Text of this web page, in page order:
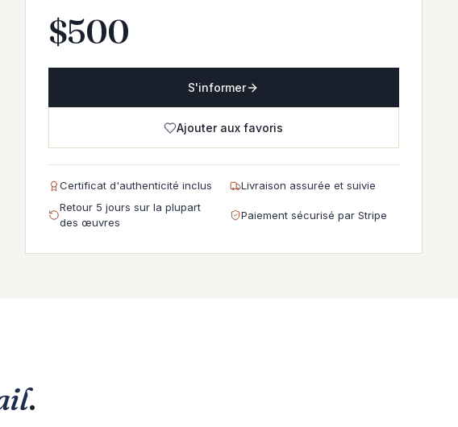
$500
S'informer
Ajouter aux favoris
Certificat d'authenticité inclus
Livraison assurée et suivie
Retour 5 jours sur la plupart
des œuvres
Paiement sécurisé par Stripe
.